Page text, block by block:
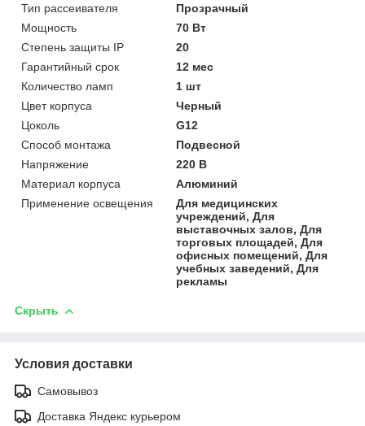
Тип рассеивателя
Прозрачный
Мощность
70 Вт
Степень защиты IP
20
Гарантийный срок
12 мес
Количество ламп
1 шт
Цвет корпуса
Черный
Цоколь
G12
Способ монтажа
Подвесной
Напряжение
220 В
Материал корпуса
Алюминий
Применение освещения
Для медицинских
учреждений, Для
выставочных залов, Для
торговых площадей, Для
офисных помещений, Для
учебных заведений, Для
рекламы
Скрыть
Условия доставки
Самовывоз
Доставка Яндекс курьером